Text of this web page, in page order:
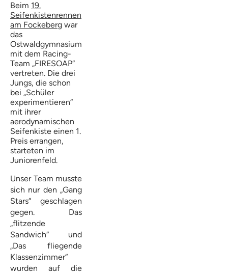
Beim 19.
Seifenkistenrennen
am Fockeberg war
das
Ostwaldgymnasium
mit dem Racing-
Team „FIRESOAP“
vertreten. Die drei
Jungs, die schon
bei „Schüler
experimentieren“
mit ihrer
aerodynamischen
Seifenkiste einen 1.
Preis errangen,
starteten im
Juniorenfeld.
Unser Team musste
sich nur den „Gang
Stars“ geschlagen
gegen. Das
„flitzende
Sandwich“ und
„Das fliegende
Klassenzimmer“
wurden auf die